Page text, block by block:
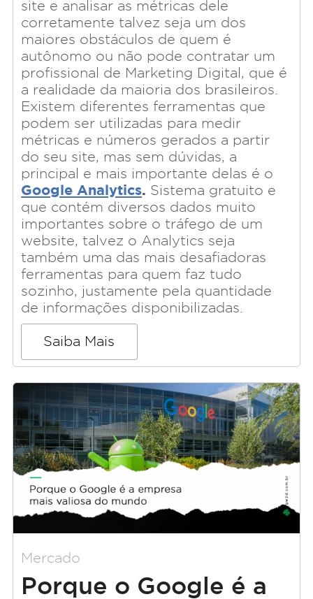
site e analisar as métricas dele
corretamente talvez seja um dos
maiores obstáculos de quem é
autônomo ou não pode contratar um
profissional de Marketing Digital, que é
a realidade da maioria dos brasileiros.
Existem diferentes ferramentas que
podem ser utilizadas para medir
métricas e números gerados a partir
do seu site, mas sem dúvidas, a
principal e mais importante delas é o
Google Analytics. Sistema gratuito e
que contém diversos dados muito
importantes sobre o tráfego de um
website, talvez o Analytics seja
também uma das mais desafiadoras
ferramentas para quem faz tudo
sozinho, justamente pela quantidade
de informações disponibilizadas.
Saiba Mais
Mercado
Porque o Google é a